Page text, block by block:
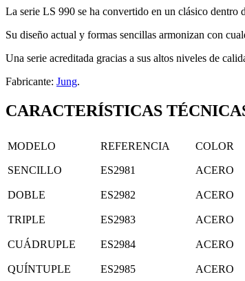
La serie LS 990 se ha convertido en un clásico dentro
Su diseño actual y formas sencillas armonizan con
Una serie acreditada gracias a sus altos niveles de
Fabricante: Jung.
CARACTERÍSTICAS
MODELO REFERENCIA COLOR
SENCILLO ES2981 ACERO
DOBLE ES2982 ACERO
TRIPLE ES2983 ACERO
CUÁDRUPLE ES2984 ACERO
QUÍNTUPLE ES2985 ACERO